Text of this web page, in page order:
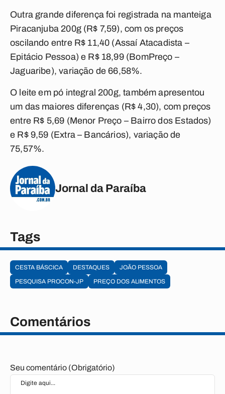
Outra grande diferença foi registrada na manteiga
Piracanjuba 200g (R$ 7,59), com os preços
oscilando entre R$ 11,40 (Assaí Atacadista –
Epitácio Pessoa) e R$ 18,99 (BomPreço –
Jaguaribe), variação de 66,58%.
O leite em pó integral 200g, também apresentou
um das maiores diferenças (R$ 4,30), com preços
entre R$ 5,69 (Menor Preço – Bairro dos Estados)
e R$ 9,59 (Extra – Bancários), variação de
75,57%.
Jornal da Paraíba
Tags
CESTA BÁSCICA DESTAQUES
JOÃO PESSOA
PESQUISA PROCON-JP
PREÇO DOS ALIMENTOS
Comentários
Seu comentário (Obrigatório)